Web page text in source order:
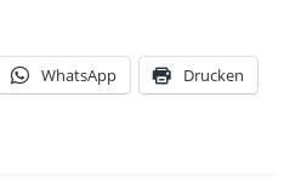
WhatsApp Drucken